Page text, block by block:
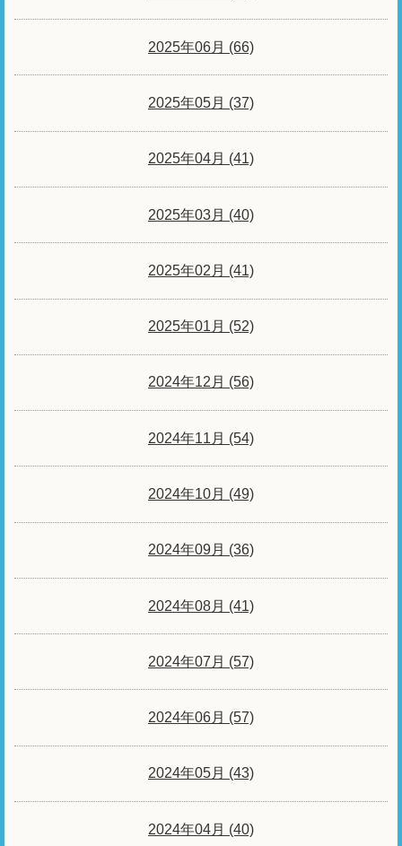
2025年06月 (66)
2025年05月 (37)
2025年04月 (41)
2025年03月 (40)
2025年02月 (41)
2025年01月 (52)
2024年12月 (56)
2024年11月 (54)
2024年10月 (49)
2024年09月 (36)
2024年08月 (41)
2024年07月 (57)
2024年06月 (57)
2024年05月 (43)
2024年04月 (40)